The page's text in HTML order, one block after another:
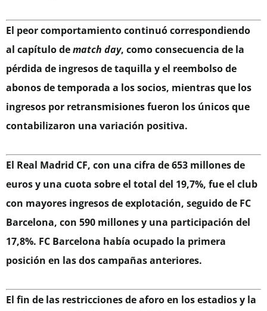
El peor comportamiento continuó correspondiendo
al capítulo dematch day, como consecuencia de la
pérdida de ingresos de taquilla y el reembolso de
abonos de temporada a los socios, mientras que los
ingresos por retransmisiones fueron los únicos que
contabilizaron una variación positiva.
El Real Madrid CF, con una cifra de 653 millones de
euros y una cuota sobre el total del 19,7%, fue el club
con mayores ingresos de explotación, seguido de FC
Barcelona, con 590 millones y una participación del
17,8%. FC Barcelona había ocupado la primera
posición en las dos campañas anteriores.
El fin de las restricciones de aforo en los estadios y la